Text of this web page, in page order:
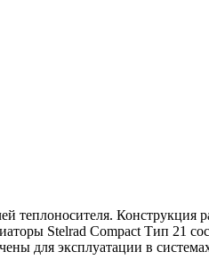
теплоносителя. Конструкция
Stelrad Compact Тип 21
для эксплуатации в